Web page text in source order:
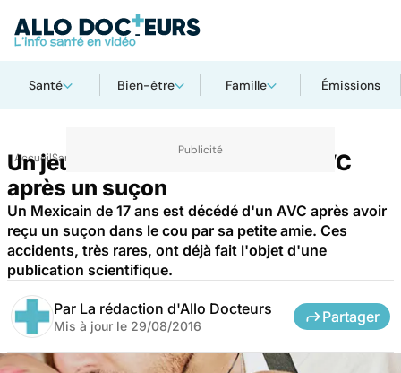
Santé Bien-être Famille Émissions
AccueilSanté
Un jeune homme meurt d'un AVC
après un suçon
Un Mexicain de 17 ans est décédé d'un AVC après avoir
reçu un suçon dans le cou par sa petite amie. Ces
accidents, très rares, ont déjà fait l'objet d'une
publication scientifique.
Par La rédaction d'Allo Docteurs
Mis à jour le 29/08/2016
Partager